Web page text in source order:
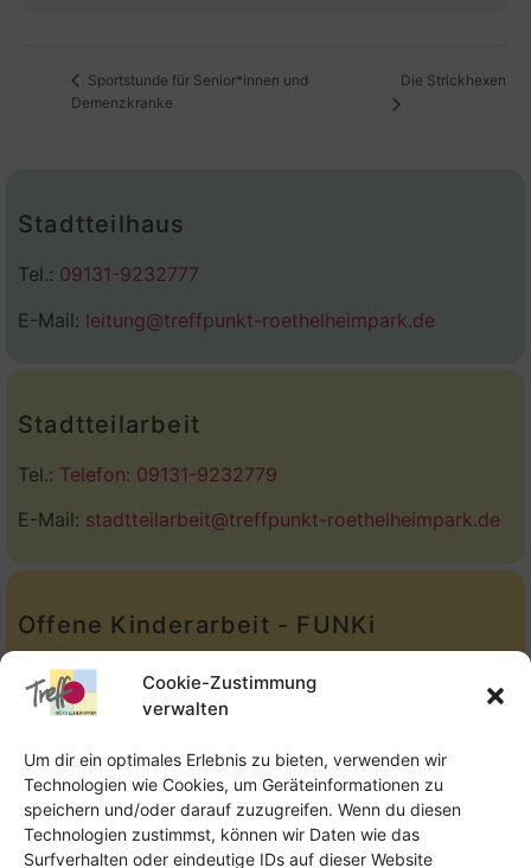
Cookie-Zustimmung
verwalten
Um dir ein optimales Erlebnis zu bieten, verwenden wir
Technologien wie Cookies, um Geräteinformationen zu
speichern und/oder darauf zuzugreifen. Wenn du diesen
Technologien zustimmst, können wir Daten wie das
Surfverhalten oder eindeutige IDs auf dieser Website
Sportstunde für Senior*innen und
Demenzkranke
Die Strickhexen
Stadtteilhaus
Tel.: 09131-9232777
E-Mail: leitung@treffpunkt-roethelheimpark.de
Stadtteilarbeit
Tel.: Telefon: 09131-9232779
E-Mail: stadtteilarbeit@treffpunkt-roethelheimpark.de
Offene Kinderarbeit - FUNKi
Tel.:Telefon: 09131-610749
E-Mail:oka@treffpunkt-roethelheimpark.de
Offene Jugendarbeit - Easthouse